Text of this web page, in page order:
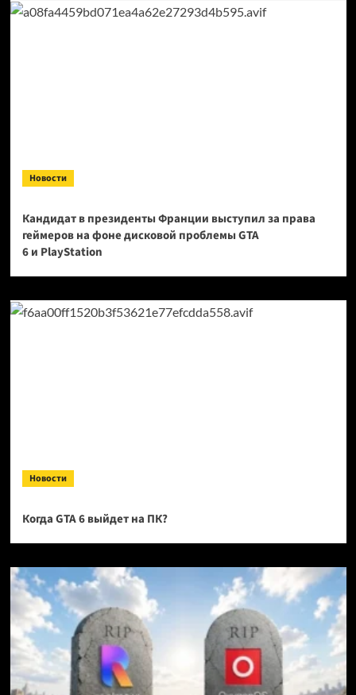
Новости
Кандидат в президенты Франции выступил за права
геймеров на фоне дисковой проблемы GTA
6 и PlayStation
Новости
Когда GTA 6 выйдет на ПК?